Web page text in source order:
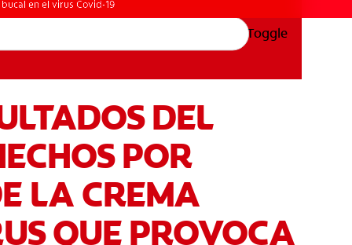
Toggle
en el virus Covid-19
DEL
POR
LA CREMA
QUE PROVOCA